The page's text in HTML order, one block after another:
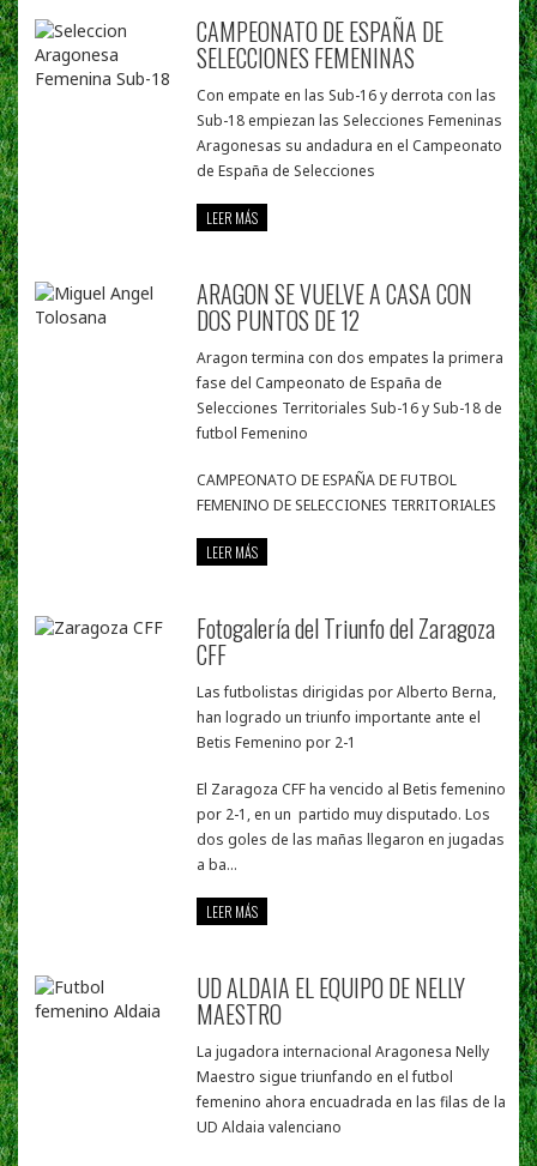
CAMPEONATO DE ESPAÑA DE
SELECCIONES FEMENINAS
Con empate en las Sub-16 y derrota con las
Sub-18 empiezan las Selecciones Femeninas
Aragonesas su andadura en el Campeonato
de España de Selecciones
LEER MÁS
ARAGON SE VUELVE A CASA CON
DOS PUNTOS DE 12
Aragon termina con dos empates la primera
fase del Campeonato de España de
Selecciones Territoriales Sub-16 y Sub-18 de
futbol Femenino
CAMPEONATO DE ESPAÑA DE FUTBOL
FEMENINO DE SELECCIONES TERRITORIALES
LEER MÁS
Fotogalería del Triunfo del Zaragoza
CFF
Las futbolistas dirigidas por Alberto Berna,
han logrado un triunfo importante ante el
Betis Femenino por 2-1
El Zaragoza CFF ha vencido al Betis femenino
por 2-1, en un partido muy disputado. Los
dos goles de las mañas llegaron en jugadas
a ba...
LEER MÁS
UD ALDAIA EL EQUIPO DE NELLY
MAESTRO
La jugadora internacional Aragonesa Nelly
Maestro sigue triunfando en el futbol
femenino ahora encuadrada en las filas de la
UD Aldaia valenciano